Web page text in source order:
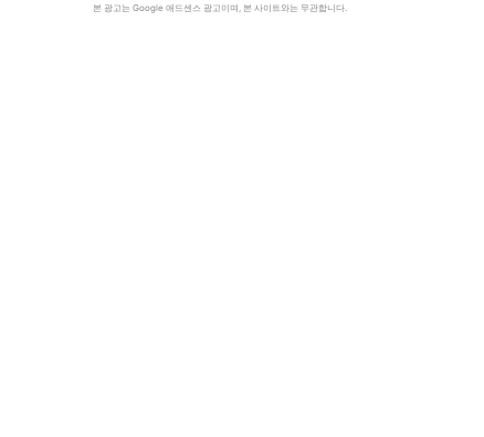
본 광고는 Google 애드센스 광고이며, 본 사이트와는 무관합니다.